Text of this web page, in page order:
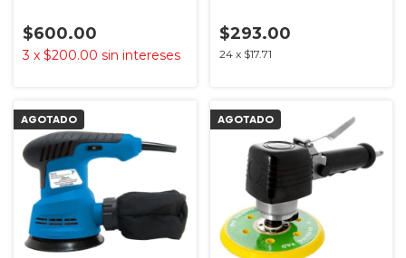
$600.00
3 x $200.00 sin intereses
$293.00
24 x $17.71
AGOTADO AGOTADO